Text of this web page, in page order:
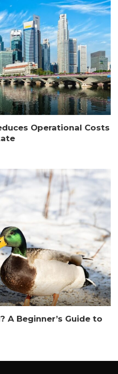
Operational Costs
A Beginner’s Guide to